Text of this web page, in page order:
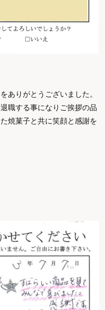
ありがとうございました。
職する事になりご挨拶の品
焼菓子と共に笑顔と感謝を